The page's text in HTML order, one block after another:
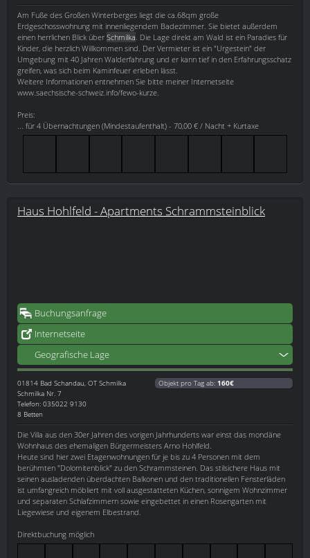
Am Fuße des Großen Winterberges liegt die ca.68qm große
Erdgeschosswohnung mit innenliegendem Badezimmer. Sie bietet außerdem
einen herrlichen Blick über Schmilka . Die Lage direkt am Wald ist ein Paradies für
Kinder, die herzlich Willkommen sind. Der Vermieter ist ein "Urgestein" der
Umgebung mit 40 Jahren Walderfahrung und er kann tief in den Erfahrungsschatz
greifen, was sich beim Kaminfeuer erleben lässt.
Weitere Informationen entnehmen Sie bitte meiner Internetseite
www.saechsische-schweiz.info/fewo-kurze.
Preis:
... für 4 Übernachtungen (Mindestaufenthalt) - 70,00 € / Nacht + Kurtaxe
Haus Hohlfeld - Apartments Schrammsteinblick
Buchungsanfrage
Internetseite
Geografische Lage
01814 Bad Schandau, OT Schmilka
Schmilka Nr. 7
Telefon: 035022 9130
8 Betten
Objekt pro Tag ab: 160€
Die Villa aus den 30er Jahren des vorigen Jahrhunderts war einst das mondäne
Wohnhaus des ehemaligen Bürgermeisters Arno Hohlfeld.
Heute sind hier zwei Etagenwohnungen für je bis zu 4 Personen mit dem
berühmten "Dolomitenblick" zu den Schrammsteinen. Das stilsichere Haus mit
seinen ausladenden überdachten Balkonen und den traditionellen Fensterläden
ist umfangreich möbliert mit voll ausgestatteten Küchen, sonnigem Wohnzimmer
und separaten Schlafzimmern sowie eingebettet in einen Rosengarten mit
Liegewiese und eigenem Elbestrand.
Direktbuchung möglich